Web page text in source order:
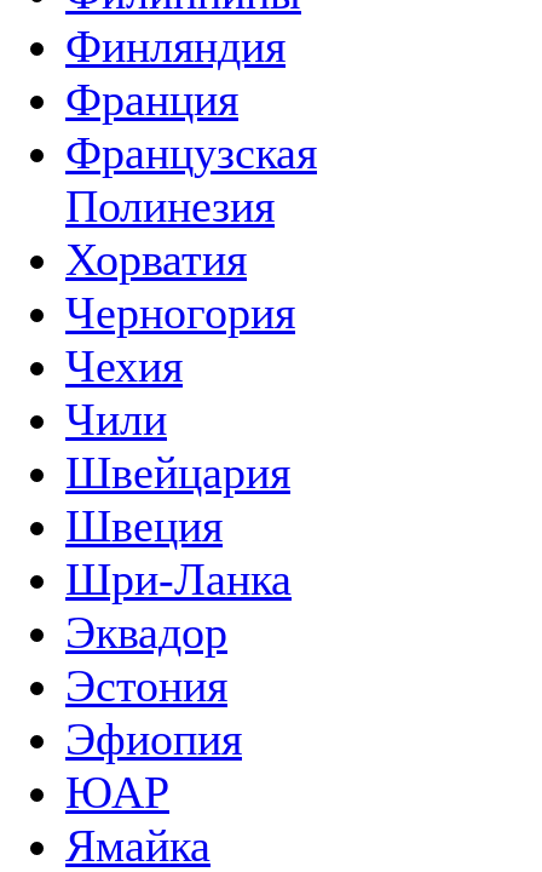
Финляндия
Франция
Французская
Полинезия
Хорватия
Черногория
Чехия
Чили
Швейцария
Швеция
Шри-Ланка
Эквадор
Эстония
Эфиопия
ЮАР
Ямайка